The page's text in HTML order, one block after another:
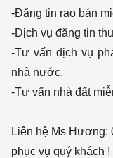
-Đăng tin rao bán
-Dịch vụ đăng tin
-Tư vấn dịch vụ
nhà nước.
-Tư vấn nhà đất
Liên hệ Ms Hương:
phục vụ quý khách !